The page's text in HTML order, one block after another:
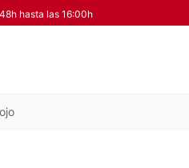
hasta las 16:00h